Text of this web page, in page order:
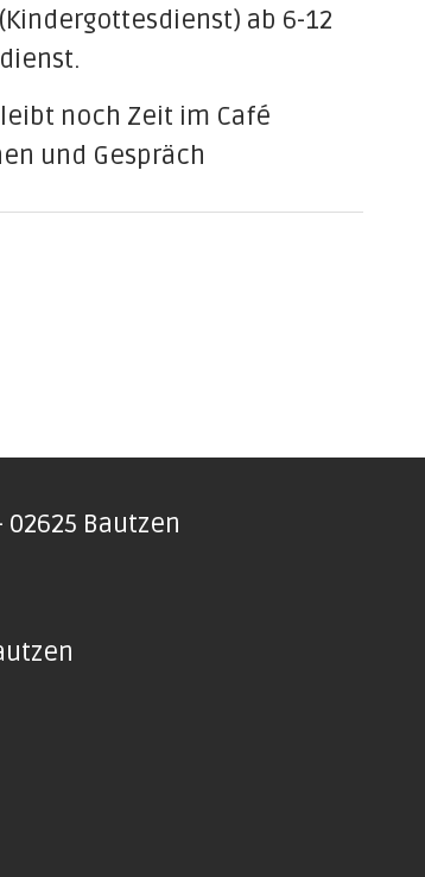
ab 6-12
noch Zeit im Café
und Gespräch
Bautzen